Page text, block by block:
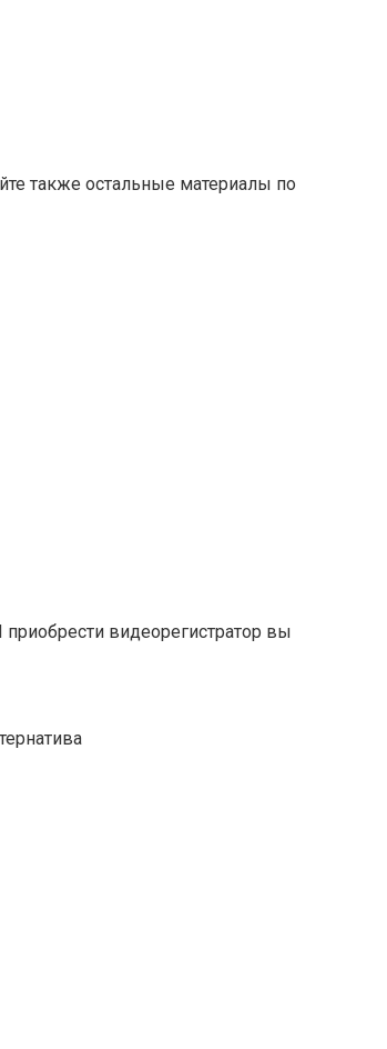
также остальные материалы по
видеорегистратор вы